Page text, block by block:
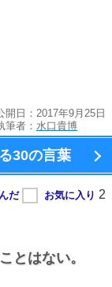
開日：2017年9月25日
筆者： 水口貴博
30の言葉
とはない。